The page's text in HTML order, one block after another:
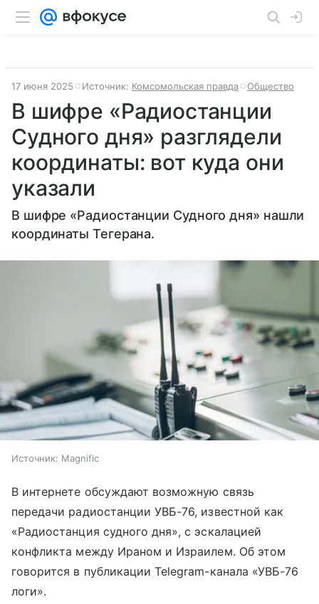
17 июня 2025 Источник: Комсомольская правда Общество
В шифре «Радиостанции
Судного дня» разглядели
координаты: вот куда они
указали
В шифре «Радиостанции Судного дня» нашли
координаты Тегерана.
Источник: Magnific
В интернете обсуждают возможную связь
передачи радиостанции УВБ-76, известной как
«Радиостанция судного дня», с эскалацией
конфликта между Ираном и Израилем. Об этом
говорится в публикации Telegram-канала «УВБ-76
логи».